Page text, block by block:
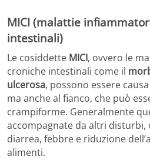
MICI (malattie
intestinali)
Le cosiddette MICI, ovvero le
croniche intestinali come il
ulcerosa, possono essere
ma anche al fianco, che può
crampiforme. Generalmente
accompagnate da altri disturbi,
diarrea, febbre e riduzione
alimenti.